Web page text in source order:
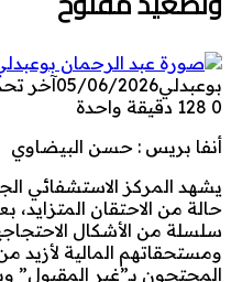
بوعبدلي05/06/2026آخر تحديث:
0
دقيقة واحدة
أنفا بريس : حسن البيضاوي
يشهد المركز الاستشفائي
حالة من الاحتقان المتزايد،
سلسلة من الأشكال
ومستحقاتهم المالية
المحتجون بـ”غير